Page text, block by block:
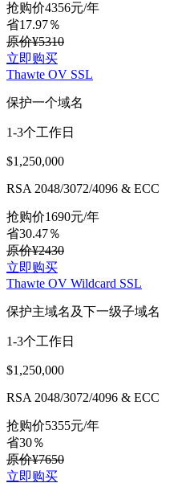
抢购价4356元/年
省17.97％
原价¥5310
立即购买
Thawte OV SSL
保护一个域名
1-3个工作日
$1,250,000
RSA 2048/3072/4096 & ECC
抢购价1690元/年
省30.47％
原价¥2430
立即购买
Thawte OV Wildcard SSL
保护主域名及下一级子域名
1-3个工作日
$1,250,000
RSA 2048/3072/4096 & ECC
抢购价5355元/年
省30％
原价¥7650
立即购买